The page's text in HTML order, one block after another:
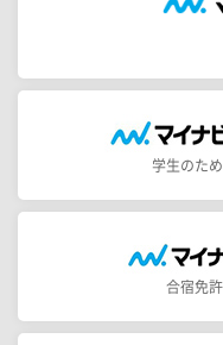
学生のた
合宿免